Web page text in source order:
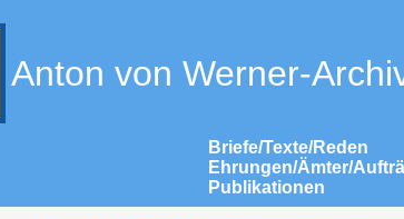
Anton von Werner-
Briefe/Texte/Reden
Ehrungen/Ämter/
Publikationen